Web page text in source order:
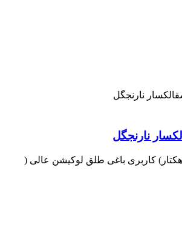
نارنجگل
نارنجگل
زمین 14571 متر (1.5 هکتار) کاربری باغی طلق لوکیشن عالی (